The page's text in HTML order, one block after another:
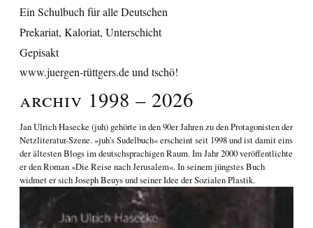
Ein Schulbuch für alle Deutschen
Prekariat, Kaloriat, Unterschicht
Gepisakt
www.juergen-rüttgers.de und tschö!
Archiv 1998 – 2026
Jan Ulrich Hasecke (juh) gehörte in den 90er Jahren zu den Protagonisten der
Netzliteratur-Szene. »juh's Sudelbuch« erscheint seit 1998 und ist damit eins
der ältesten Blogs im deutschsprachigen Raum. Im Jahr 2000 veröffentlichte
er den Roman»Die Reise nach Jerusalem«. In seinem jüngstes Buch
widmet er sichJoseph Beuys und seiner Idee der Sozialen Plastik.